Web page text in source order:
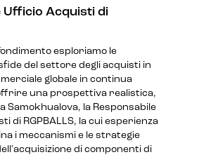
Ufficio Acquisti di
esploriamo le
del settore degli acquisti in
globale in continua
una prospettiva realistica,
Samokhualova, la Responsabile
di RGPBALLS, la cui esperienza
i meccanismi e le strategie
di componenti di